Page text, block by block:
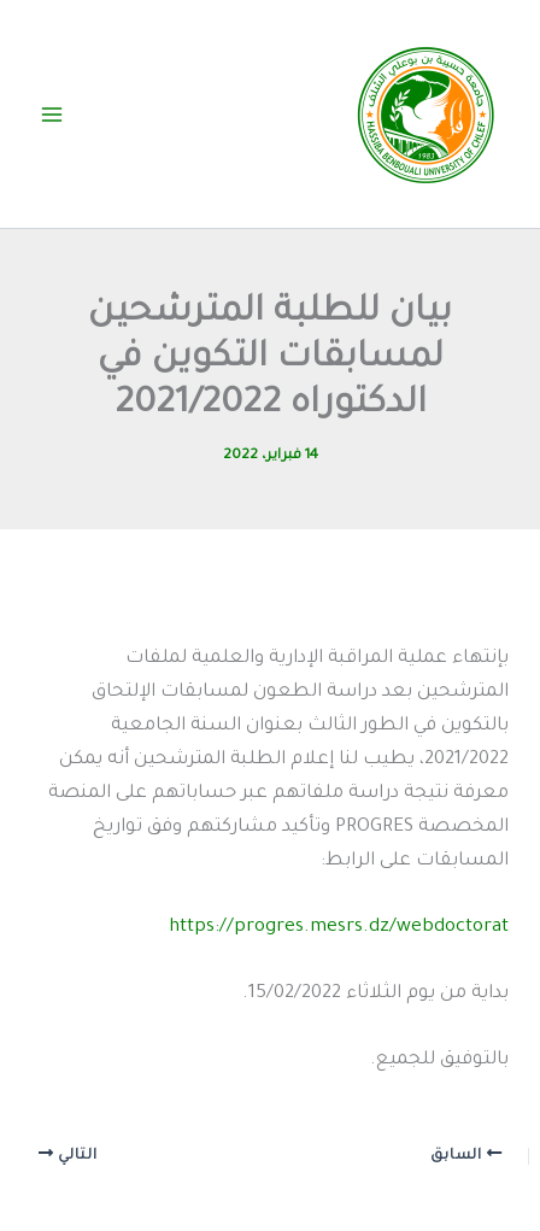
المحتوى
بيان للطلبة المترشحين
لمسابقات التكوين في
الدكتوراه 2021/2022
14 فبراير، 2022
بإنتهاء عملية المراقبة الإدارية والعلمية لملفات
المترشحين بعد دراسة الطعون لمسابقات الإلتحاق
بالتكوين في الطور الثالث بعنوان السنة الجامعية
2021/2022، يطيب لنا إعلام الطلبة المترشحين أنه يمكن
معرفة نتيجة دراسة ملفاتهم عبر حساباتهم على المنصة
المخصصة PROGRES وتأكيد مشاركتهم وفق تواريخ
المسابقات على الرابط:
https://progres.mesrs.dz/webdoctorat
بداية من يوم الثلاثاء 15/02/2022.
بالتوفيق للجميع.
السابق التالي